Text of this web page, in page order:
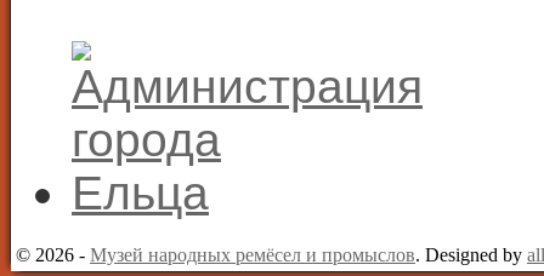
© 2026 - Музей народных ремёсел и промыслов. Designed by